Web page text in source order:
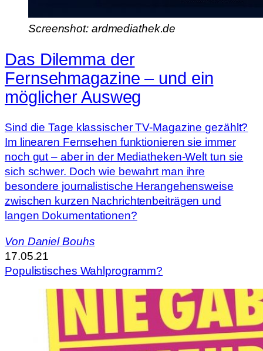
Screenshot: ardmediathek.de
Das Dilemma der
Fernsehmagazine – und ein
möglicher Ausweg
Sind die Tage klassischer TV-Magazine gezählt?
Im linearen Fernsehen funktionieren sie immer
noch gut – aber in der Mediatheken-Welt tun sie
sich schwer. Doch wie bewahrt man ihre
besondere journalistische Herangehensweise
zwischen kurzen Nachrichtenbeiträgen und
langen Dokumentationen?
Von Daniel Bouhs
17.05.21
Populistisches Wahlprogramm?